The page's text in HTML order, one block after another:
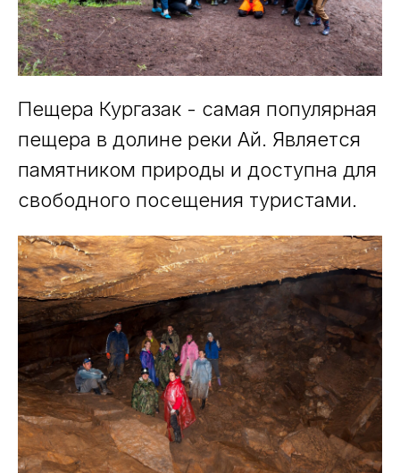
Пещера Кургазак - самая популярная
пещера в долине реки Ай. Является
памятником природы и доступна для
свободного посещения туристами.